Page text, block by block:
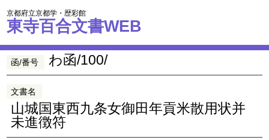
京都府立京都学・歴彩館
東寺百合文書WEB
函/番号 わ函/100/
文書名
山城国東西九条女御田年貢米散用状并
未進徴符